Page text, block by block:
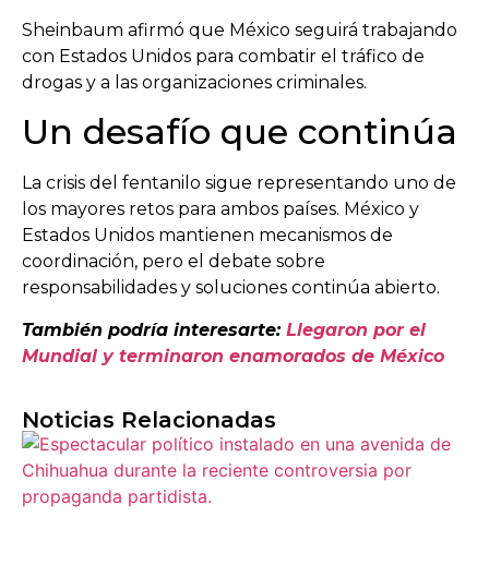
Sheinbaum afirmó que México seguirá trabajando
con Estados Unidos para combatir el tráfico de
drogas y a las organizaciones criminales.
Un desafío que continúa
La crisis del fentanilo sigue representando uno de
los mayores retos para ambos países. México y
Estados Unidos mantienen mecanismos de
coordinación, pero el debate sobre
responsabilidades y soluciones continúa abierto.
También podría interesarte: Llegaron por el
Mundial y terminaron enamorados de México
Noticias Relacionadas